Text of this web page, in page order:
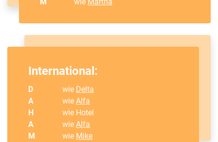
International:
D wie Delta
A
wieAlfa
H
wie Hotel
A
wieAlfa
M
wie Mike